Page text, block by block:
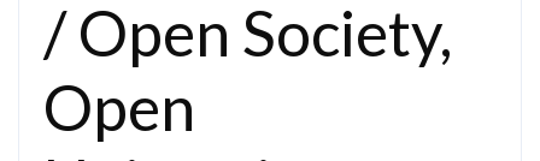
/ Open Society,
Open